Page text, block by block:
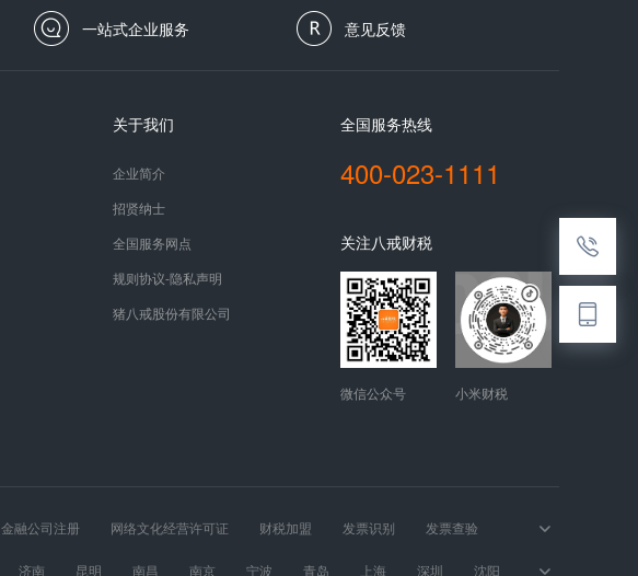
一站式企业服务 意见反馈
关于我们
企业简介
招贤纳士
全国服务网点
规则协议-隐私声明
猪八戒股份有限公司
全国服务热线
400-023-1111
关注八戒财税
微信公众号 小米财税
金融公司注册 网络文化经营许可证 财税加盟 发票识别
发票查验
济南 昆明 南昌 南京 宁波 青岛 上海 深圳 沈阳